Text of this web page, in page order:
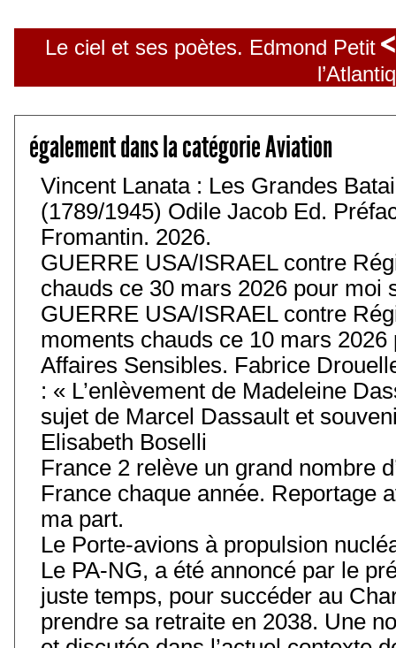
Le ciel et ses poètes. Edmond Petit
également dans la catégorie Aviation
Vincent Lanata : Les Grandes
(1789/1945) Odile Jacob Ed.
Fromantin. 2026.
GUERRE USA/ISRAEL contre
chauds ce 30 mars 2026 pour moi
GUERRE USA/ISRAEL contre
moments chauds ce 10 mars
Affaires Sensibles. Fabrice
: « L’enlèvement de Madeleine
sujet de Marcel Dassault et
Elisabeth Boselli
France 2 relève un grand nombre
France chaque année. Reportage
ma part.
Le Porte-avions à propulsion
Le PA-NG, a été annoncé par le
juste temps, pour succéder au
prendre sa retraite en 2038. Une